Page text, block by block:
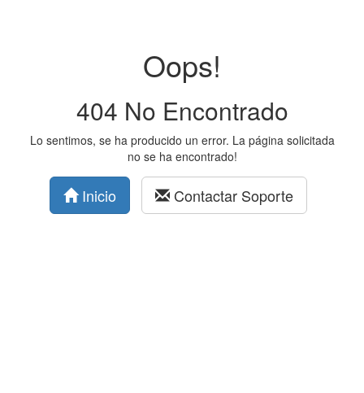
Oops!
404 No Encontrado
Lo sentimos, se ha producido un error. La página solicitada
no se ha encontrado!
Inicio Contactar Soporte